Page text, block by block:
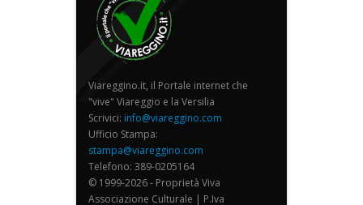
Viareggino.it, il Portale internet che
"vive" Viareggio e la Versilia
Scrivici: info@viareggino.com
Ufficio Stampa:
stampa@viareggino.com
Telefono: 389-0205164
© 1999-2026 - Proprietà Viva
Associazione Culturale | P.Iva